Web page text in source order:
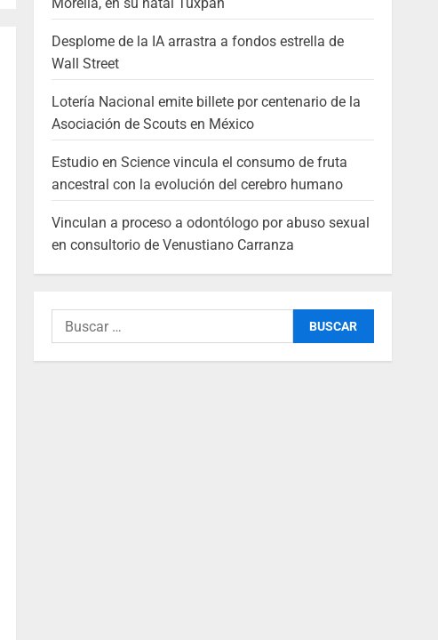
Desplome de la IA arrastra a fondos estrella de
Wall Street
Lotería Nacional emite billete por centenario de la
Asociación de Scouts en México
Estudio en Science vincula el consumo de fruta
ancestral con la evolución del cerebro humano
Vinculan a proceso a odontólogo por abuso sexual
en consultorio de Venustiano Carranza